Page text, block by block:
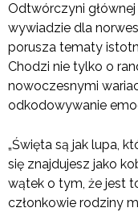
Odtwórczyni głównej
wywiadzie dla
porusza tematy
Chodzi nie tylko o
nowoczesnymi
odkodowywanie
„Święta są jak lupa,
się znajdujesz jako
wątek o tym, że jest
członkowie rodziny